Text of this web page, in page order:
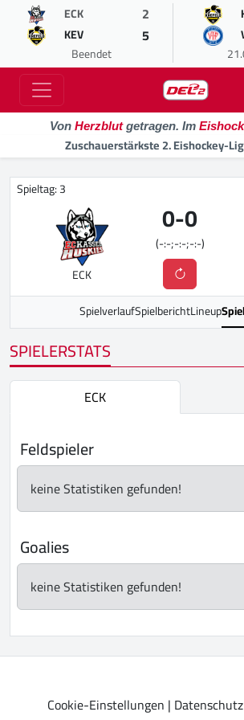
ECK 2
KEV 5
Beendet
Von Herzblutgetragen. Im
Zuschauerstärkste 2. Eishockey-
Spieltag: 3
ECK
0-0
(-:-;-:-;-:-)
SpielverlaufSpielberichtLineup
SPIELERSTATS
ECK
Feldspieler
keine Statistiken gefunden!
Goalies
keine Statistiken gefunden!
Cookie-Einstellungen | Datenschutz